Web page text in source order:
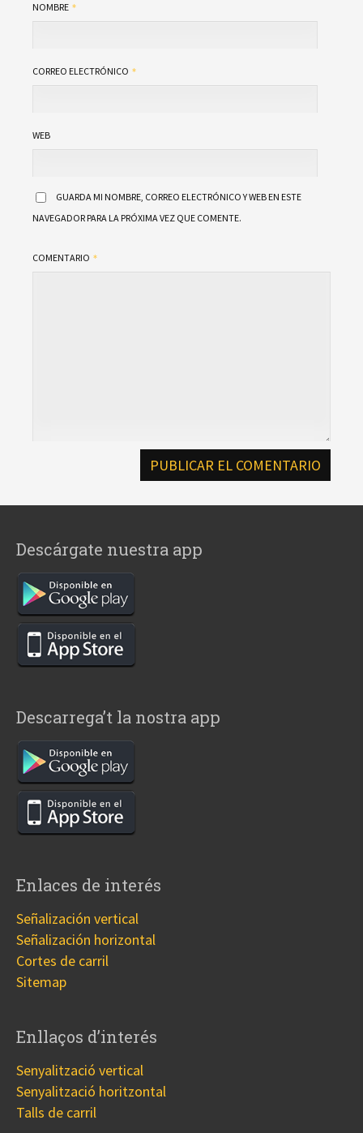
NOMBRE
CORREO ELECTRÓNICO
WEB
GUARDA MI NOMBRE, CORREO ELECTRÓNICO Y WEB EN ESTE
NAVEGADOR PARA LA PRÓXIMA VEZ QUE COMENTE.
COMENTARIO
Descárgate nuestra app
Descarrega’t la nostra app
Enlaces de interés
Señalización vertical
Señalización horizontal
Cortes de carril
Sitemap
Enllaços d’interés
Senyalització vertical
Senyalització horitzontal
Talls de carril